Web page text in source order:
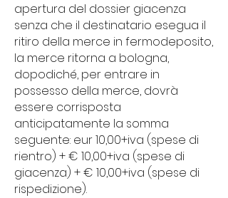
apertura del dossier giacenza
senza che il destinatario esegua il
ritiro della merce in fermodeposito,
la merce ritorna a bologna,
dopodiché, per entrare in
possesso della merce, dovrà
essere corrisposta
anticipatamente la somma
seguente: eur 10,00+iva (spese di
rientro) + € 10,00+iva (spese di
giacenza) + € 10,00+iva (spese di
rispedizione).